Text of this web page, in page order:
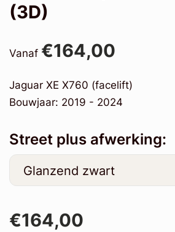
(3D)
Vanaf €164,00
Jaguar XE X760 (facelift)
Bouwjaar: 2019 - 2024
Street plus afwerking:
€164,00